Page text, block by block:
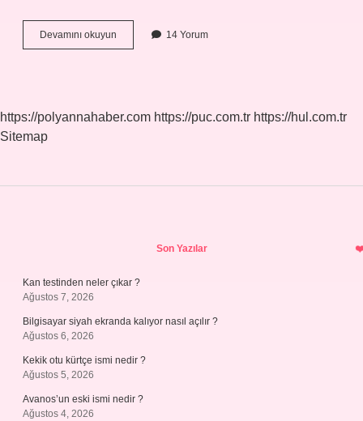
Devamını okuyun
Hayvanı
14 Yorum
https://polyannahaber.com https://puc.com.tr https://hul.com.tr
Sitemap
Son Yazılar
Kan testinden neler çıkar ?
Ağustos 7, 2026
Bilgisayar siyah ekranda kalıyor nasıl açılır ?
Ağustos 6, 2026
Kekik otu kürtçe ismi nedir ?
Ağustos 5, 2026
Avanos’un eski ismi nedir ?
Ağustos 4, 2026